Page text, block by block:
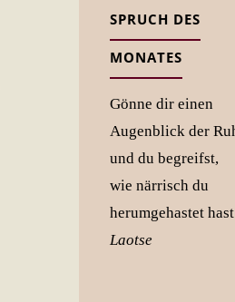
SPRUCH DES
MONATES
Gönne dir einen
Augenblick der
und du begreifst,
wie närrisch du
herumgehastet hast
Laotse